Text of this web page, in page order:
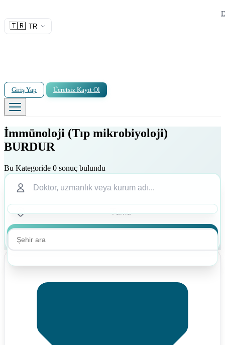
🇹🇷 TR
Giriş Yap Ücretsiz Kayıt Ol
İmmünoloji (Tıp mikrobiyoloji)
BURDUR
Bu Kategoride 0 sonuç bulundu